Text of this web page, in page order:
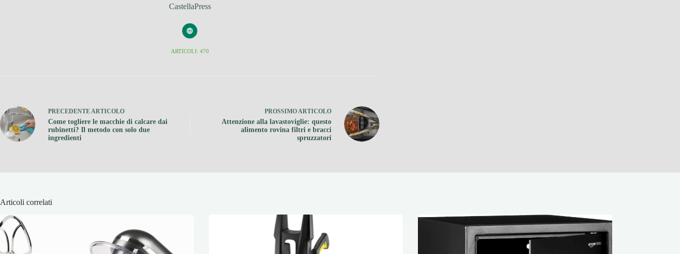
CastellaPress
ARTICOLI: 470
PRECEDENTEARTICOLO
Come togliere le macchie di calcare dai
rubinetti? Il metodo con solo due
ingredienti
PROSSIMOARTICOLO
Attenzione alla lavastoviglie: questo
alimento rovina filtri e bracci
spruzzatori
Articoli correlati